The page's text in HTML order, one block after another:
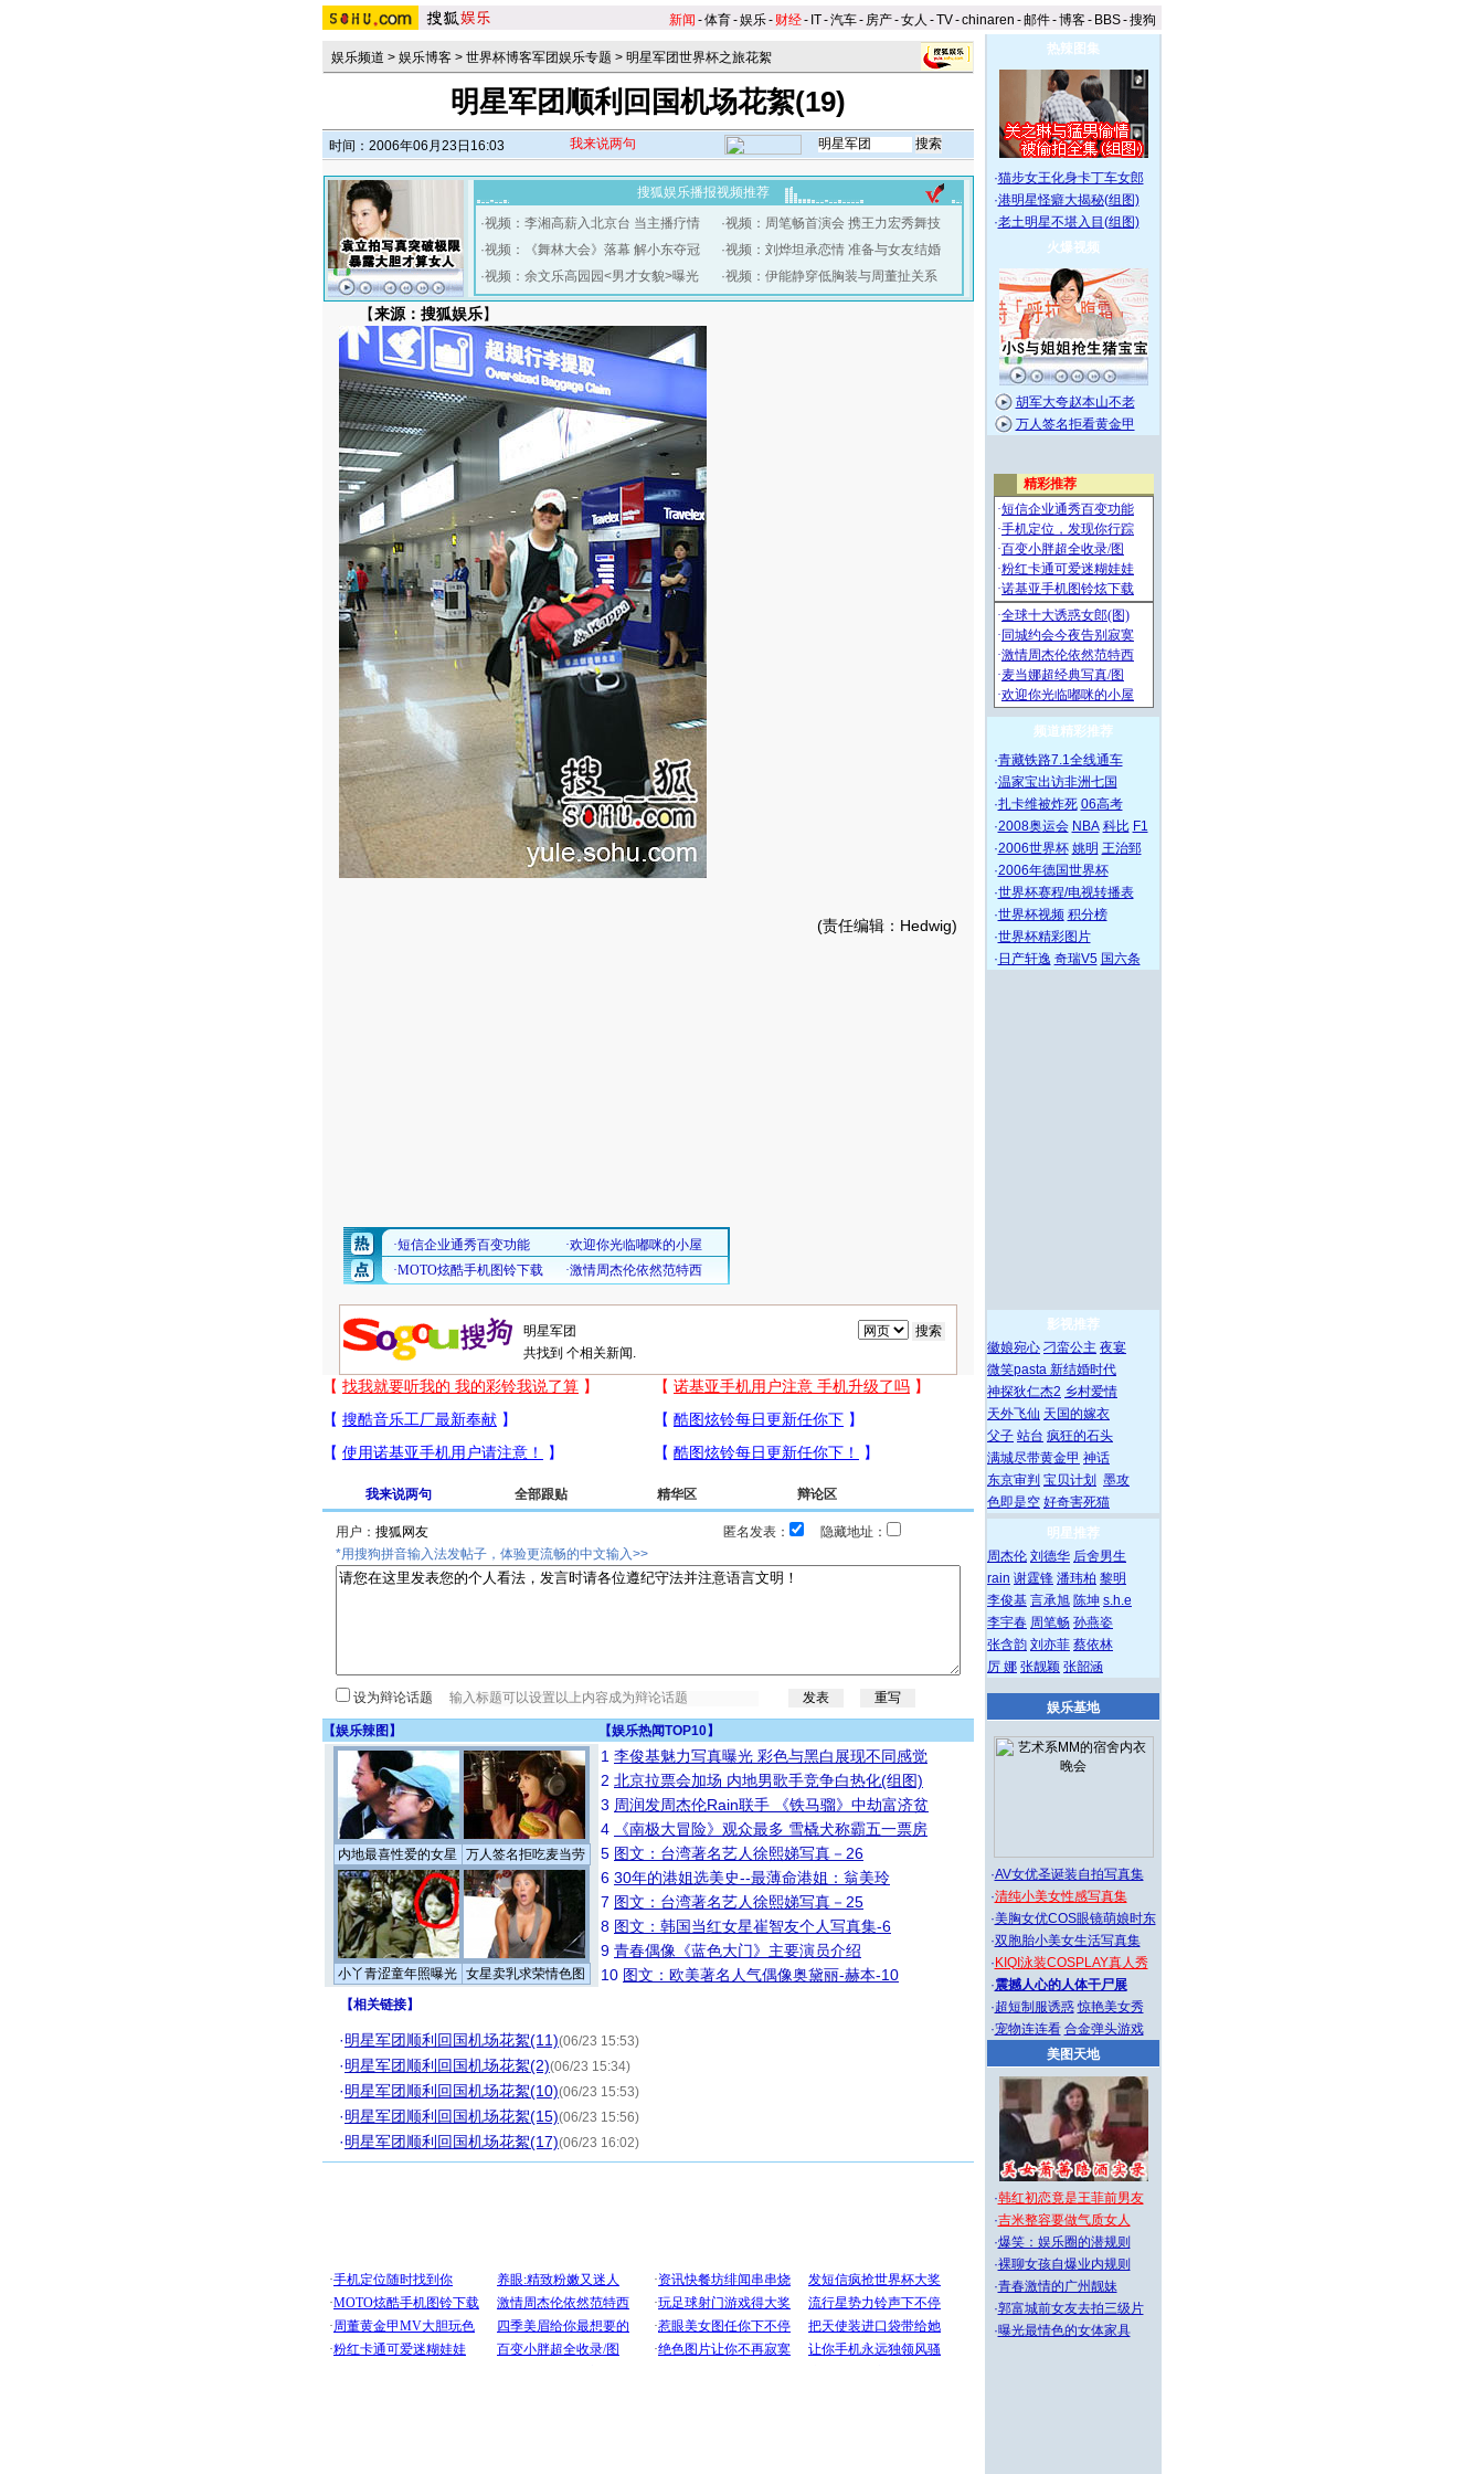
新闻 -体育-娱乐- 财经- IT-汽车- 房产-女人 -TV-chinaren -邮件-博客- BBS-搜狗
娱乐频道 > 娱乐博客 > 世界杯博客军团娱乐专题 > 明星军团世界杯之旅花絮
明星军团顺利回国机场花絮(19)
时间：2006年06月23日16:03 我来说两句
搜狐娱乐播报视频推荐
·视频：李湘高薪入北京台 当主播疗情
·视频：《舞林大会》落幕 解小东夺冠
·视频：余文乐高园园<男才女貌>曝光
·视频：周笔畅首演会 携王力宏秀舞技
·视频：刘烨坦承恋情 准备与女友结婚
·视频：伊能静穿低胸装与周董扯关系
【来源：搜狐娱乐】
(责任编辑：Hedwig)
共找到 个相关新闻.
我来说两句 全部跟贴 精华区 辩论区
用户： 匿名发表：
隐藏地址：
*用搜狗拼音输入法发帖子，体验更流畅的中文输入>>
设为辩论话题
【娱乐辣图 】 【娱乐热闻TOP10】
内地最喜性爱的女星 万人签名拒吃麦当劳
小丫青涩童年照曝光 女星卖乳求荣情色图
1 李俊基魅力写真曝光 彩色与黑白展现不同感觉
2 北京拉票会加场 内地男歌手竞争白热化(组图)
3 周润发周杰伦Rain联手 《铁马骝》中劫富济贫
4
《南极大冒险》观众最多 雪橇犬称霸五一票房
5 图文：台湾著名艺人徐熙娣写真－26
6 30年的港姐选美史--最薄命港姐：翁美玲
7 图文：台湾著名艺人徐熙娣写真－25
8 图文：韩国当红女星崔智友个人写真集-6
9 青春偶像《蓝色大门》主要演员介绍
10 图文：欧美著名人气偶像奥黛丽-赫本-10
【相关链接】
·明星军团顺利回国机场花絮(11)(06/23 15:53)
·明星军团顺利回国机场花絮(2)(06/23 15:34)
·明星军团顺利回国机场花絮(10)(06/23 15:53)
·明星军团顺利回国机场花絮(15)(06/23 15:56)
·明星军团顺利回国机场花絮(17)(06/23 16:02)
热辣图集
·猫步女王化身卡丁车女郎
·港明星怪癖大揭秘(组图)
·老土明星不堪入目(组图)
火爆视频
胡军大夸赵本山不老
万人签名拒看黄金甲
频道精彩推荐
·青藏铁路7.1全线通车
·温家宝出访非洲七国
·扎卡维被炸死 06高考
·2008奥运会 NBA 科比 F1
·2006世界杯 姚明 王治郅
·2006年德国世界杯
·世界杯赛程/电视转播表
·世界杯视频 积分榜
·世界杯精彩图片
· 日产轩逸 奇瑞V5 国六条
影视推荐
徽娘宛心 刁蛮公主 夜宴
微笑pasta 新结婚时代
神探狄仁杰2 乡村爱情
天外飞仙 天国的嫁衣
父子 站台 疯狂的石头
满城尽带黄金甲 神话
东京审判 宝贝计划
墨攻
色即是空 好奇害死猫
明星推荐
周杰伦 刘德华 后舍男生
rain 谢霆锋 潘玮柏 黎明
李俊基 言承旭 陈坤 s.h.e
李宇春 周笔畅 孙燕姿
张含韵 刘亦菲 蔡依林
厉 娜 张靓颖 张韶涵
娱乐基地
·AV女优圣诞装自拍写真集
·清纯小美女性感写真集
·美胸女优COS眼镜萌娘时东
·双胞胎小美女生活写真集
· KIQI泳装COSPLAY真人秀
·震撼人心的人体干尸展
·超短制服诱惑 惊艳美女秀
·宠物连连看 合金弹头游戏
美图天地
·韩红初恋竟是王菲前男友
·吉米整容要做气质女人
·爆笑：娱乐圈的潜规则
·裸聊女孩自爆业内规则
·青春激情的广州靓妹
·郭富城前女友去拍三级片
·曝光最情色的女体家具